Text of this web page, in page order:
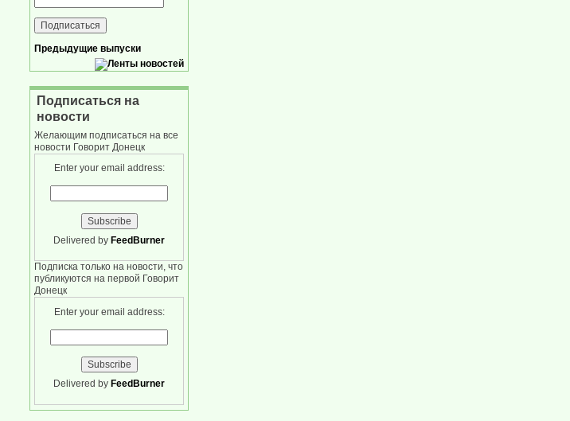
Предыдущие выпуски
Подписаться на
новости
Желающим подписаться на все
новости Говорит Донецк
Enter your email address:
Delivered by FeedBurner
Подписка только на новости, что
публикуются на первой Говорит
Донецк
Enter your email address:
Delivered by FeedBurner